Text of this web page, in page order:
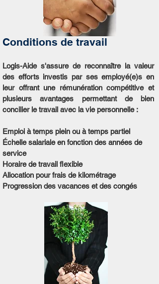
Conditions de travail
Logis-Aide s'assure de reconnaître la valeur
des efforts investis par ses employé(e)s en
leur offrant une rémunération compétitive et
plusieurs avantages permettant de bien
concilier le travail avec la vie personnelle :
Emploi à temps plein ou à temps partiel
Échelle salariale en fonction des années de
service
Horaire de travail flexible
Allocation pour frais de kilométrage
Progression des vacances et des congés